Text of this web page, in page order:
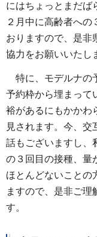
にはちょっとまだば
２月中に高齢者への
おりますので、是非
協力をお願いいたし
特に、モデルナの
予約枠から埋まって
裕があるにもかかわ
見されます。今、交
話もございますし、
の３回目の接種、量
ほとんどないことの
ますので、是非ご理
す。